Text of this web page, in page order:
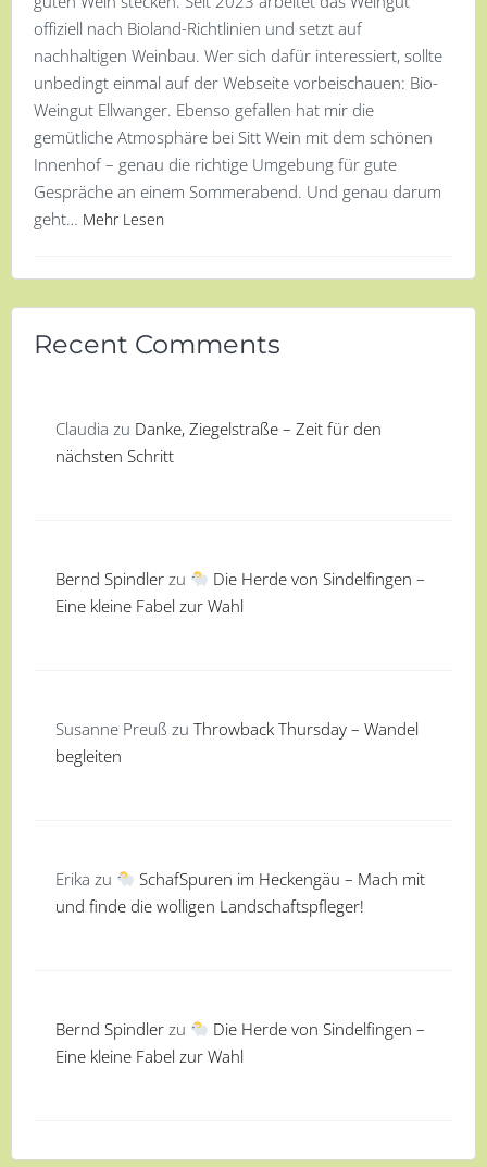
offiziell nach Bioland-Richtlinien und setzt auf
nachhaltigen Weinbau. Wer sich dafür interessiert, sollte
unbedingt einmal auf der Webseite vorbeischauen: Bio-
Weingut Ellwanger. Ebenso gefallen hat mir die
gemütliche Atmosphäre bei Sitt Wein mit dem schönen
Innenhof – genau die richtige Umgebung für gute
Gespräche an einem Sommerabend. Und genau darum
geht… Mehr Lesen
Recent Comments
Claudia zu Danke, Ziegelstraße – Zeit für den
nächsten Schritt
Bernd Spindler zu
Die Herde von Sindelfingen –
Eine kleine Fabel zur Wahl
Susanne Preuß zu Throwback Thursday – Wandel
begleiten
Erika zu
SchafSpuren im Heckengäu – Mach mit
und finde die wolligen Landschaftspfleger!
Bernd Spindler zu
Die Herde von Sindelfingen –
Eine kleine Fabel zur Wahl